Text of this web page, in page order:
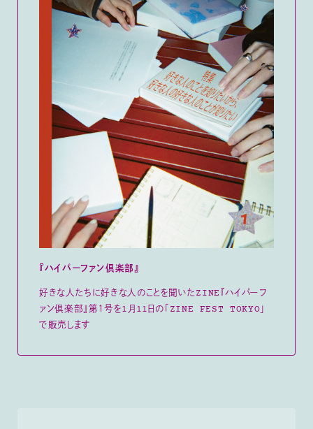
『ハイパーファン倶楽部』
好きな人たちに好きな人のことを聞いたZINE『ハイパーフ
ァン倶楽部』第１号を1月11日の「ZINE FEST TOKYO」
で販売します